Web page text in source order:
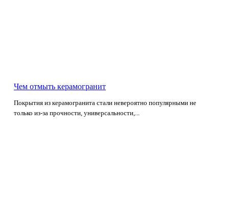
Чем отмыть керамогранит
Покрытия из керамогранита стали невероятно популярными не
только из-за прочности, универсальности,...